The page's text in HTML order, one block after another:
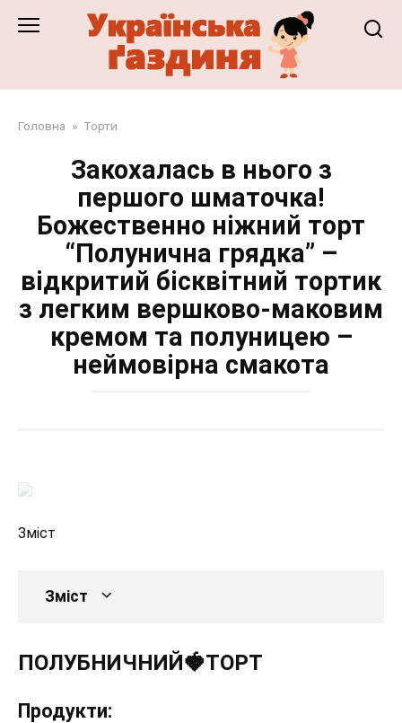
Головна » Торти
Закохалась в нього з
першого шматочка!
Божественно ніжний торт
“Полунична грядка” –
відкритий бісквітний тортик
з легким вершково-маковим
кремом та полуницею –
неймовірна смакота
Зміст
Зміст
ПОЛУБНИЧНИЙ🍓ТОРТ
Продукти: